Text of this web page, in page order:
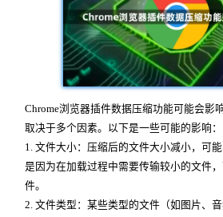
Chrome浏览器插件数据压缩功能可能会影
取决于多个因素。以下是一些可能的影响：
1. 文件大小：压缩后的文件大小减小，可
是因为在加载过程中需要传输较小的文件
件。
2. 文件类型：某些类型的文件（如图片、